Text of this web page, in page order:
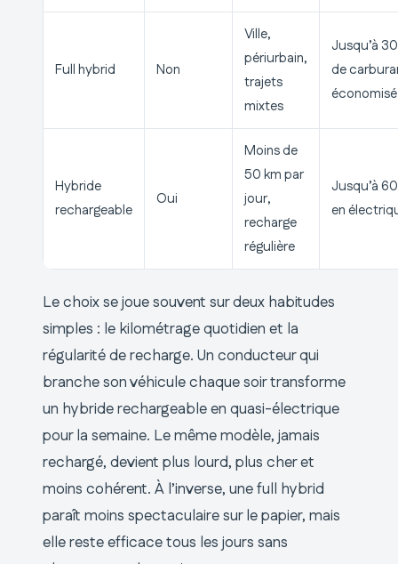
Full hybrid Non
Ville,
périurbain,
trajets
mixtes
Jusqu’à
de
économisé
Hybride
rechargeable
Oui
Moins de
50 km par
jour,
recharge
régulière
Jusqu’à
en
Le choix se joue souvent sur deux habitudes
simples : le kilométrage quotidien et la
régularité de recharge. Un conducteur qui
branche son véhicule chaque soir transforme
un hybride rechargeable en quasi-électrique
pour la semaine. Le même modèle, jamais
rechargé, devient plus lourd, plus cher et
moins cohérent. À l’inverse, une full hybrid
paraît moins spectaculaire sur le papier, mais
elle reste efficace tous les jours sans